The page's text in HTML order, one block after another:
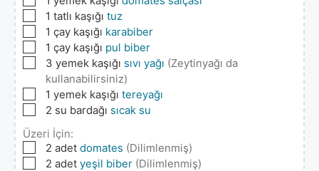
▢1 tatlı kaşığı tuz
▢1 çay kaşığı karabiber
▢1 çay kaşığı pul biber
▢
3 yemek kaşığı sıvı yağı (Zeytinyağı da
kullanabilirsiniz)
▢1 yemek kaşığı tereyağı
▢
2 su bardağı sıcak su
Üzeri İçin:
▢
2 adet domates (Dilimlenmiş)
▢
2 adet yeşil biber (Dilimlenmiş)